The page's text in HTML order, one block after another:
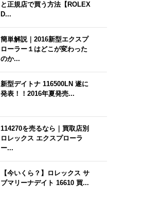
と正規店で買う方法【ROLEX
D...
簡単解説｜2016新型エクスプ
ローラー１はどこが変わった
のか...
新型デイトナ 116500LN 遂に
発表！！2016年夏発売...
114270を売るなら｜買取店別
ロレックス エクスプローラ
ー...
【今いくら？】ロレックス サ
ブマリーナデイト 16610 買...